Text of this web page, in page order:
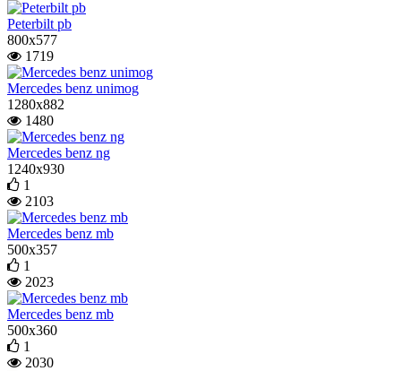
Peterbilt pb
800x577
1719
Mercedes benz unimog
1280x882
1480
Mercedes benz ng
1240x930
1
2103
Mercedes benz mb
500x357
1
2023
Mercedes benz mb
500x360
1
2030